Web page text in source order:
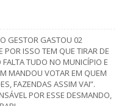
GESTOR GASTOU 02
POR ISSO TEM QUE TIRAR DE
TUDO NO MUNICÍPIO E
MANDOU VOTAR EM QUEM
FAZENDAS ASSIM VAI”.
POR ESSE DESMANDO,